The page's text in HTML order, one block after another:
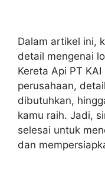
Dalam artikel ini,
detail mengenai
Kereta Api PT
perusahaan,
dibutuhkan,
kamu raih. Jadi,
selesai untuk
dan